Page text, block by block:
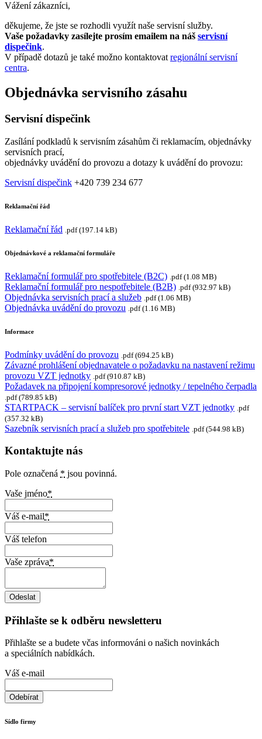
Vážení zákazníci,
děkujeme, že jste se rozhodli využít naše servisní služby.
Vaše požadavky zasílejte prosím emailem na náš servisní
dispečink.
V případě dotazů je také možno kontaktovat regionální servisní
centra.
Objednávka servisního zásahu
Servisní dispečink
Zasílání podkladů k servisním zásahům či reklamacím, objednávky
servisních prací,
objednávky uvádění do provozu a dotazy k uvádění do provozu:
Servisní dispečink +420 739 234 677
Reklamační řád
Reklamační řád .pdf (197.14 kB)
Objednávkové a reklamační formuláře
Reklamační formulář pro spotřebitele (B2C) .pdf (1.08 MB)
Reklamační formulář pro nespotřebitele (B2B) .pdf (932.97 kB)
Objednávka servisních prací a služeb .pdf (1.06 MB)
Objednávka uvádění do provozu .pdf (1.16 MB)
Informace
Podmínky uvádění do provozu .pdf (694.25 kB)
Závazné prohlášení objednavatele o požadavku na nastavení režimu
provozu VZT jednotky .pdf (910.87 kB)
Požadavek na připojení kompresorové jednotky / tepelného čerpadla
.pdf (789.85 kB)
STARTPACK – servisní balíček pro první start VZT jednotky .pdf
(357.32 kB)
Sazebník servisních prací a služeb pro spotřebitele .pdf (544.98 kB)
Kontaktujte nás
Pole označená * jsou povinná.
Vaše jméno*
Váš e-mail*
Váš telefon
Vaše zpráva*
Přihlašte se k odběru newsletteru
Přihlašte se a budete včas informováni o našich novinkách
a speciálních nabídkách.
Váš e-mail
Sídlo firmy